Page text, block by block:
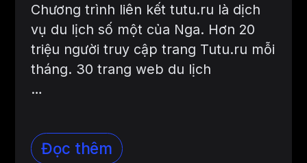
Chương trình liên kết tutu.ru là dịch
vụ du lịch số một của Nga. Hơn 20
triệu người truy cập trang Tutu.ru mỗi
tháng. 30 trang web du lịch
…
Đọc thêm